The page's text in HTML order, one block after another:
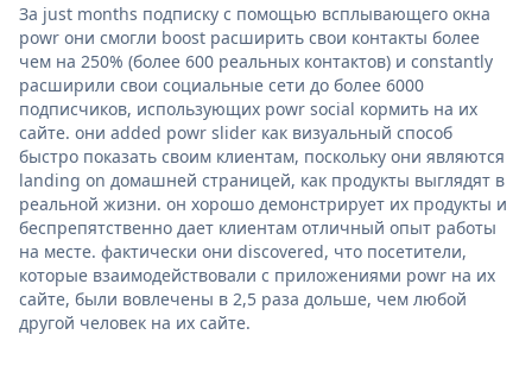
За just months подписку с помощью всплывающего окна
powr они смогли boost расширить свои контакты более
чем на 250% (более 600 реальных контактов) и constantly
расширили свои социальные сети до более 6000
подписчиков, использующих powr social кормить на их
сайте. они added powr slider как визуальный способ
быстро показать своим клиентам, поскольку они являются
landing on домашней страницей, как продукты выглядят в
реальной жизни. он хорошо демонстрирует их продукты и
беспрепятственно дает клиентам отличный опыт работы
на месте. фактически они discovered, что посетители,
которые взаимодействовали с приложениями powr на их
сайте, были вовлечены в 2,5 раза дольше, чем любой
другой человек на их сайте.